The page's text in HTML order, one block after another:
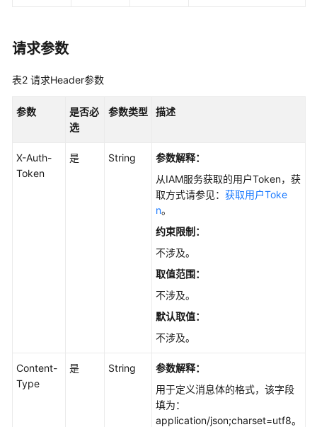
用
必
览
例
请求参数
表2 请求Header参数
参数
是否必
选
参数类型 描述
X-Auth-
Token
是 String
参数解释：
从IAM服务获取的用户Token，获
取方式请参见： 获取用户Toke
n。
约束限制：
不涉及。
取值范围：
不涉及。
默认取值：
不涉及。
Content-
Type
是 String
参数解释：
用于定义消息体的格式，该字段
填为：
application/json;charset=utf8。